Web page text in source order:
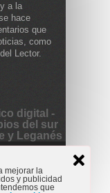
a la
hace
que
como
Lector.
digital -
del sur
y Leganés
mejorar la
y publicidad
que